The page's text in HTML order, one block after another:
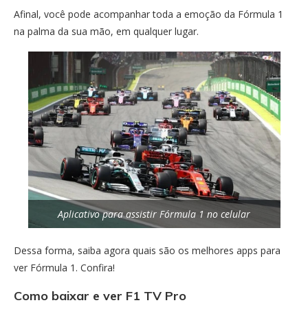
Afinal, você pode acompanhar toda a emoção da Fórmula 1
na palma da sua mão, em qualquer lugar.
Aplicativo para assistir Fórmula 1 no celular
Dessa forma, saiba agora quais são os melhores apps para
ver Fórmula 1. Confira!
Como baixar e ver F1 TV Pro